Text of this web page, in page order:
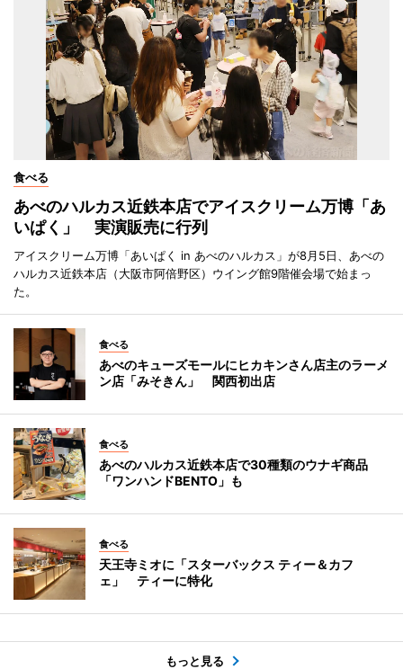
食べる
あべのハルカス近鉄本店でアイスクリーム万博「あ
いぱく」 実演販売に行列
アイスクリーム万博「あいぱく in あべのハルカス」が8月5日、あべの
ハルカス近鉄本店（大阪市阿倍野区）ウイング館9階催会場で始まっ
た。
食べる
あべのキューズモールにヒカキンさん店主のラーメ
ン店「みそきん」 関西初出店
食べる
あべのハルカス近鉄本店で30種類のウナギ商品
「ワンハンドBENTO」も
食べる
天王寺ミオに「スターバックス ティー＆カフ
ェ」 ティーに特化
もっと見る